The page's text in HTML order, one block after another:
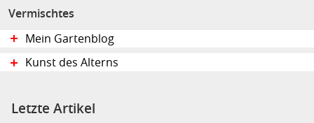
Vermischtes
Mein Gartenblog
Kunst des Alterns
Letzte Artikel